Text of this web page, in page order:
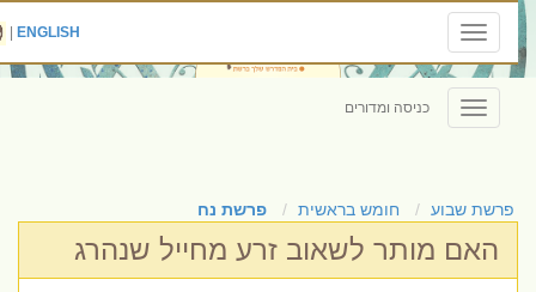
Toggle
navigation
ENGLISH
|
Toggle
navigation
כניסה ומדורים
פרשת שבוע חומש בראשית פרשת נח
האם מותר לשאוב זרע מחייל שנהרג